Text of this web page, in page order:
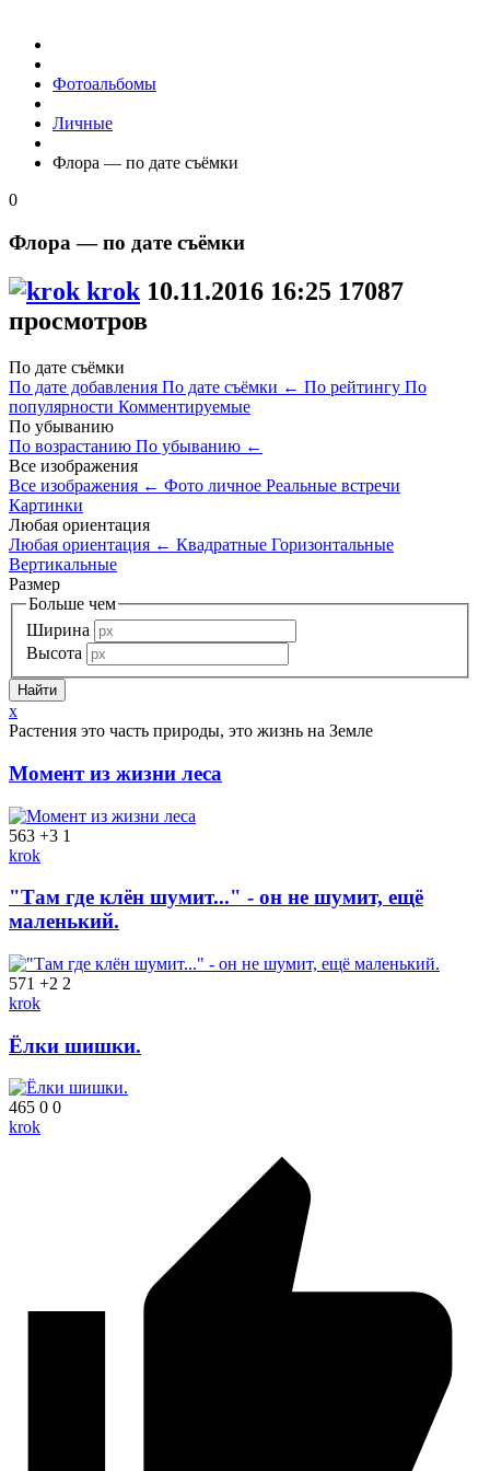
Фотоальбомы
Личные
Флора — по дате съёмки
0
Флора — по дате съёмки
krok 10.11.2016 16:25 17087
просмотров
По дате съёмки
По дате добавления По дате съёмки ← По рейтингу По
популярности Комментируемые
По убыванию
По возрастанию По убыванию ←
Все изображения
Все изображения ← Фото личное Реальные встречи
Картинки
Любая ориентация
Любая ориентация ← Квадратные Горизонтальные
Вертикальные
Размер
Больше чем
Ширина
Высота
x
Растения это часть природы, это жизнь на Земле
Момент из жизни леса
563 +3 1
krok
"Там где клён шумит..." - он не шумит, ещё
маленький.
571 +2 2
krok
Ёлки шишки.
465 0 0
krok